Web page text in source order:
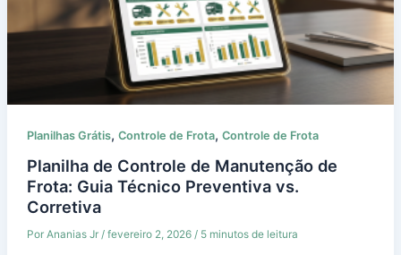
Planilhas Grátis, Controle de Frota, Controle de Frota
Planilha de Controle de Manutenção de
Frota: Guia Técnico Preventiva vs.
Corretiva
Por Ananias Jr / fevereiro 2, 2026 / 5 minutos de leitura